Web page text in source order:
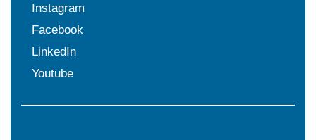
Instagram
Facebook
LinkedIn
Youtube